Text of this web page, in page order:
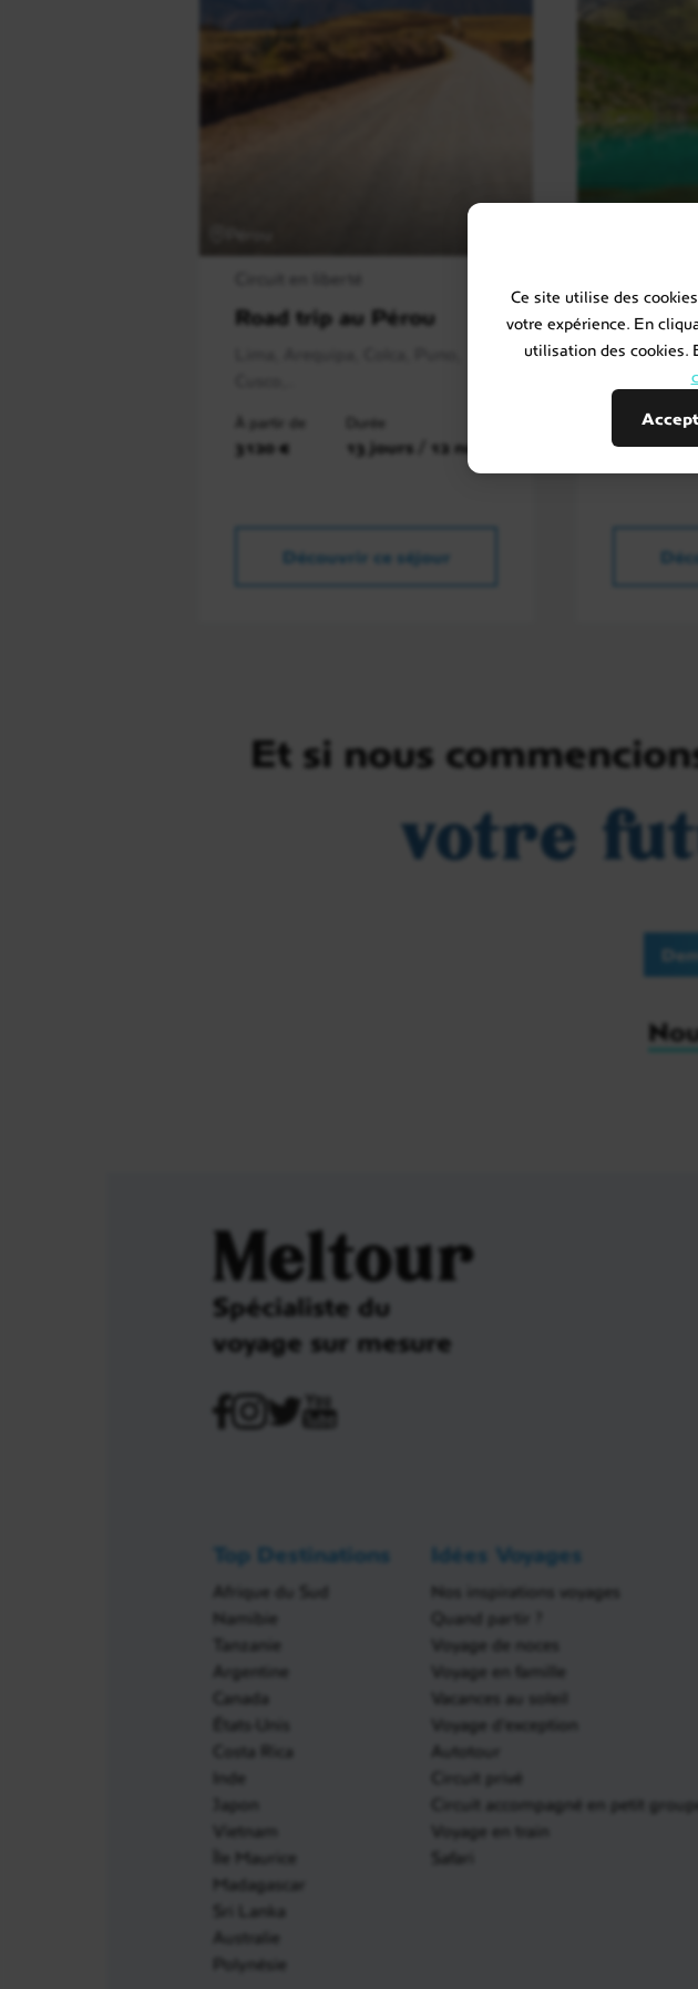
Ce site utilise des
votre expérience. En
utilisation des cookies.
Road trip au Pérou
À partir de
3120 €
Durée
13 jours / 12 nuits
Découvrir ce séjour
Pérou :
Lima,
À partir de
3950 €
Et si nous
votre
Meltour
Spécialiste du
voyage sur mesure
Top Destinations
Afrique du Sud
Namibie
Tanzanie
Argentine
Canada
États-Unis
Costa Rica
Inde
Japon
Vietnam
Île Maurice
Madagascar
Sri Lanka
Australie
Polynésie
Idées Voyages
Nos inspirations voyages
Quand partir ?
Voyage de noces
Voyage en famille
Vacances au soleil
Voyage d'exception
Autotour
Circuit privé
Circuit accompagné en petit
Voyage en train
Safari